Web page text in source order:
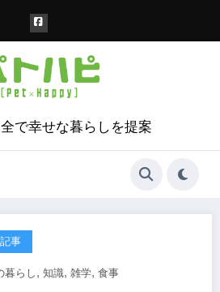
で幸せな暮らしを提案
事
暮らし , 知識, 雑学, 食事